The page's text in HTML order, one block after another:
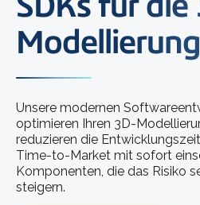
Modellierung
Unsere modernen
optimieren Ihren 3D-
reduzieren die
Time-to-Market mit sofort
Komponenten, die das Risiko
steigern.